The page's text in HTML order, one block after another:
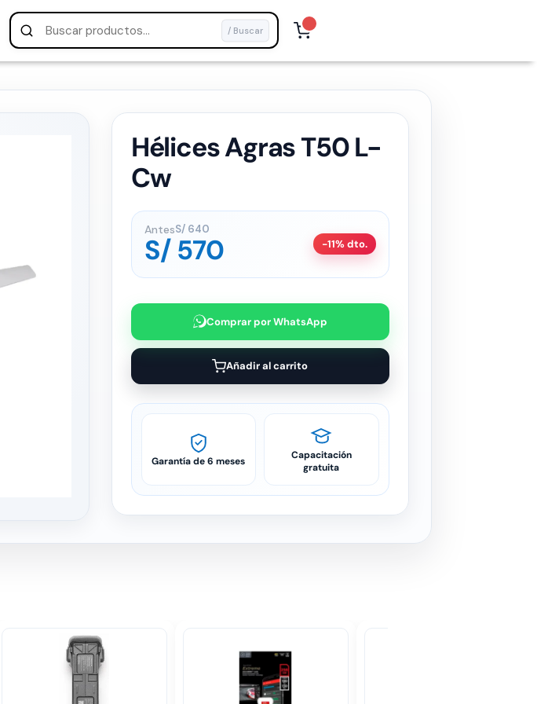
/ Buscar
Hélices Agras T50 L-
Cw
AntesS/640
S/570 -11% dto.
Comprar por WhatsApp
Añadir al carrito
Garantía de 6 meses
Capacitación
gratuita